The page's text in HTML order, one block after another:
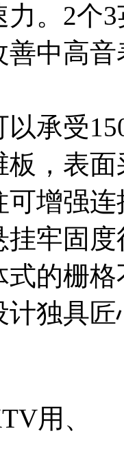
。2个
善中高
承受
板，表
增强
挂牢固
的栅
计独具
用、